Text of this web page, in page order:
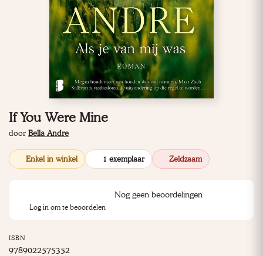
If You Were Mine
door Bella Andre
Enkel in winkel 1 exemplaar Zeldzaam
Nog geen beoordelingen
Log in om te beoordelen
ISBN
9789022575352